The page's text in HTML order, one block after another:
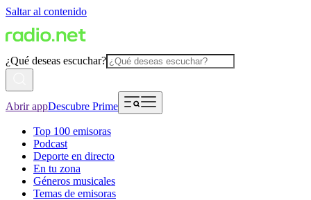
Saltar al contenido
¿Qué deseas escuchar?
Abrir appDescubre Prime
Top 100 emisoras
Podcast
Deporte en directo
En tu zona
Géneros musicales
Temas de emisoras